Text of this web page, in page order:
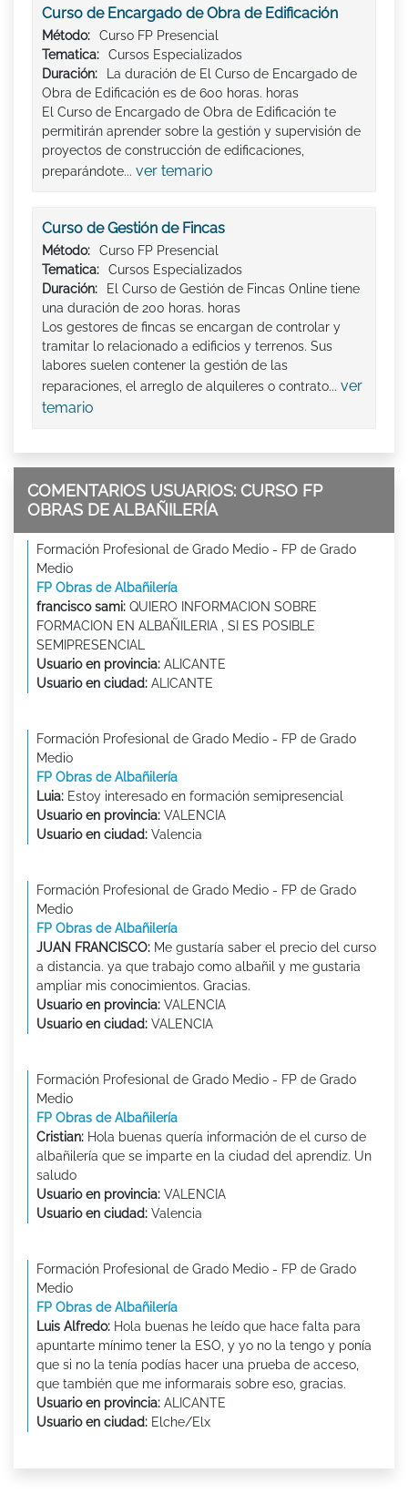
Curso de Encargado de Obra de Edificación
Método:
Curso FP Presencial
Tematica:
Cursos Especializados
Duración:
La duración de El Curso de Encargado de
Obra de Edificación es de 600 horas. horas
El Curso de Encargado de Obra de Edificación te
permitirán aprender sobre la gestión y supervisión de
proyectos de construcción de edificaciones,
preparándote... ver temario
Curso de Gestión de Fincas
Método:
Curso FP Presencial
Tematica:
Cursos Especializados
Duración:
El Curso de Gestión de Fincas Online tiene
una duración de 200 horas. horas
Los gestores de fincas se encargan de controlar y
tramitar lo relacionado a edificios y terrenos. Sus
labores suelen contener la gestión de las
reparaciones, el arreglo de alquileres o contrato... ver
temario
COMENTARIOS USUARIOS: CURSO FP
OBRAS DE ALBAÑILERÍA
Formación Profesional de Grado Medio - FP de Grado
Medio
FP Obras de Albañilería
francisco sami: QUIERO INFORMACION SOBRE
FORMACION EN ALBAÑILERIA , SI ES POSIBLE
SEMIPRESENCIAL
Usuario en provincia: ALICANTE
Usuario en ciudad: ALICANTE
Formación Profesional de Grado Medio - FP de Grado
Medio
FP Obras de Albañilería
Luia: Estoy interesado en formación semipresencial
Usuario en provincia: VALENCIA
Usuario en ciudad: Valencia
Formación Profesional de Grado Medio - FP de Grado
Medio
FP Obras de Albañilería
JUAN FRANCISCO: Me gustaría saber el precio del curso
a distancia. ya que trabajo como albañil y me gustaria
ampliar mis conocimientos. Gracias.
Usuario en provincia: VALENCIA
Usuario en ciudad: VALENCIA
Formación Profesional de Grado Medio - FP de Grado
Medio
FP Obras de Albañilería
Cristian: Hola buenas quería información de el curso de
albañilería que se imparte en la ciudad del aprendiz. Un
saludo
Usuario en provincia: VALENCIA
Usuario en ciudad: Valencia
Formación Profesional de Grado Medio - FP de Grado
Medio
FP Obras de Albañilería
Luis Alfredo: Hola buenas he leído que hace falta para
apuntarte mínimo tener la ESO, y yo no la tengo y ponía
que si no la tenía podías hacer una prueba de acceso,
que también que me informarais sobre eso, gracias.
Usuario en provincia: ALICANTE
Usuario en ciudad: Elche/Elx